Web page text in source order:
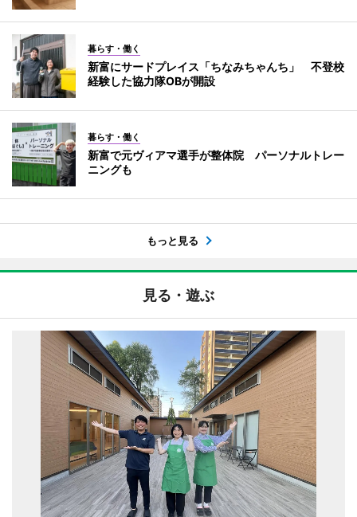
暮らす・働く
新富にサードプレイス「ちなみちゃんち」 不登校
経験した協力隊OBが開設
暮らす・働く
新富で元ヴィアマ選手が整体院 パーソナルトレー
ニングも
もっと見る
見る・遊ぶ